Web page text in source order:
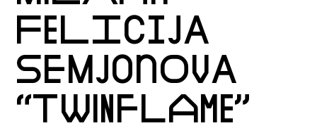
FELICIJA
SEMJONOVA
“TWINFLAME”